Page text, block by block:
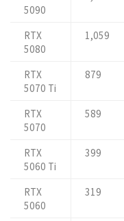
5090
RTX
5080
1,059
RTX
5070 Ti
879
RTX
5070
589
RTX
5060 Ti
399
RTX
5060
319